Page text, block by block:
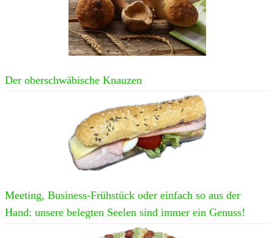
Der oberschwäbische Knauzen
Meeting, Business-Frühstück oder einfach so aus der
Hand: unsere belegten Seelen sind immer ein Genuss!